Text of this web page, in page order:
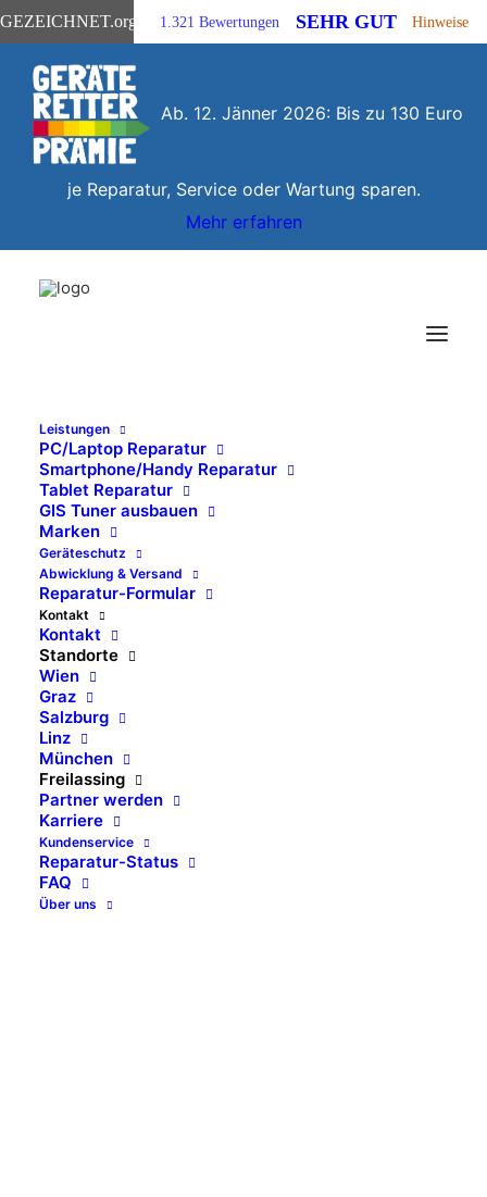
.org 1.321 Bewertungen SEHR GUT Hinweise
Ab. 12. Jänner 2026: Bis zu 130 Euro
je Reparatur, Service oder Wartung sparen.
Mehr erfahren
Leistungen
PC/Laptop Reparatur
Smartphone/Handy Reparatur
Tablet Reparatur
GIS Tuner ausbauen
Marken
Geräteschutz
Abwicklung & Versand
Reparatur-Formular
Kontakt
Kontakt
Standorte
Wien
Graz
Salzburg
Linz
München
Freilassing
Partner werden
Karriere
Kundenservice
Reparatur-Status
FAQ
Über uns
NOTEBOOK REPAIR CORNER
Computerreparatur
Freilassing (Zentrale)
Sie haben ein Problem mit ihrem
Laptop, Tablet, Handy oder PC?
Erreichen Sie uns über unsere Hotline
oder füllen sie dieses Formular aus um
Kostenvoranschlag
Computer Experten zu bekommen.
Öffnungszeiten: Mo-Fr von 10:00-12:00 und von